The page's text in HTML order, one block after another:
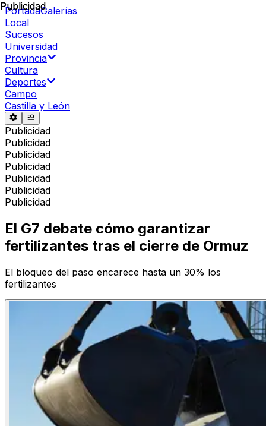
PortadaGalerías
Local
Sucesos
Universidad
Provincia
Cultura
Deportes
Campo
Castilla y León
Publicidad
Publicidad
Publicidad
Publicidad
Publicidad
Publicidad
Publicidad
Publicidad
El G7 debate cómo garantizar
fertilizantes tras el cierre de Ormuz
El bloqueo del paso encarece hasta un 30% los
fertilizantes
Publicidad